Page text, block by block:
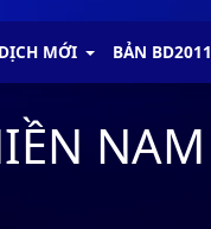
MỚI BẢN BD2011
NAM